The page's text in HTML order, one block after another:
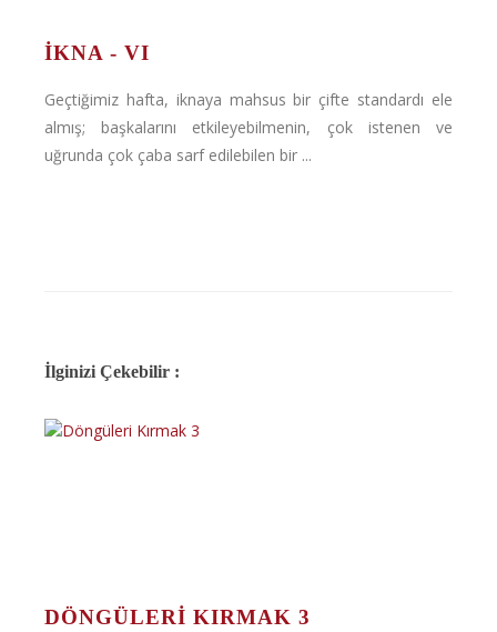
İKNA - VI
Geçtiğimiz hafta, iknaya mahsus bir çifte standardı ele
almış; başkalarını etkileyebilmenin, çok istenen ve
uğrunda çok çaba sarf edilebilen bir ...
İlginizi Çekebilir :
DÖNGÜLERI KIRMAK 3